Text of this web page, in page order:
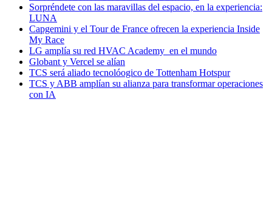
Sorpréndete con las maravillas del espacio, en la experiencia:
LUNA
Capgemini y el Tour de France ofrecen la experiencia Inside
My Race
LG amplía su red HVAC Academy en el mundo
Globant y Vercel se alían
TCS será aliado tecnolóogico de Tottenham Hotspur
TCS y ABB amplían su alianza para transformar operaciones
con IA